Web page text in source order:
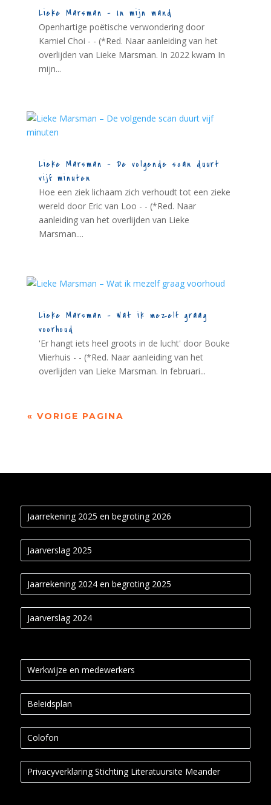
Lieke Marsman – In mijn mand
Openhartige poëtische verwondering door
Kamiel Choi - - (*Red. Naar aanleiding van het
overlijden van Lieke Marsman. In 2022 kwam In
mijn...
Lieke Marsman – De volgende scan duurt
vijf minuten
Hoe een ziek lichaam zich verhoudt tot een zieke
wereld door Eric van Loo - - (*Red. Naar
aanleiding van het overlijden van Lieke
Marsman....
Lieke Marsman – Wat ik mezelf graag
voorhoud
'Er hangt iets heel groots in de lucht' door Bouke
Vlierhuis - - (*Red. Naar aanleiding van het
overlijden van Lieke Marsman. In februari...
« VORIGE PAGINA
Jaarrekening 2025 en begroting 2026
Jaarverslag 2025
Jaarrekening 2024 en begroting 2025
Jaarverslag 2024
Werkwijze en medewerkers
Beleidsplan
Colofon
Privacyverklaring Stichting Literatuursite Meander